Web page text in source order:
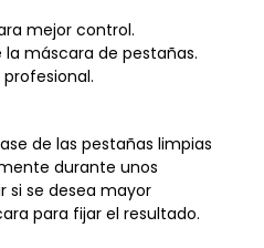
mejor control.
máscara de pestañas.
de las pestañas limpias
durante unos
si se desea mayor
para fijar el resultado.